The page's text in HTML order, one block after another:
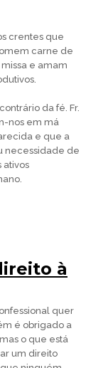
crentes que
carne de
e amam
da fé. Fr.
nos em má
e que a
necessidade de
ativos
à
quer
é obrigado a
o que está
um direito